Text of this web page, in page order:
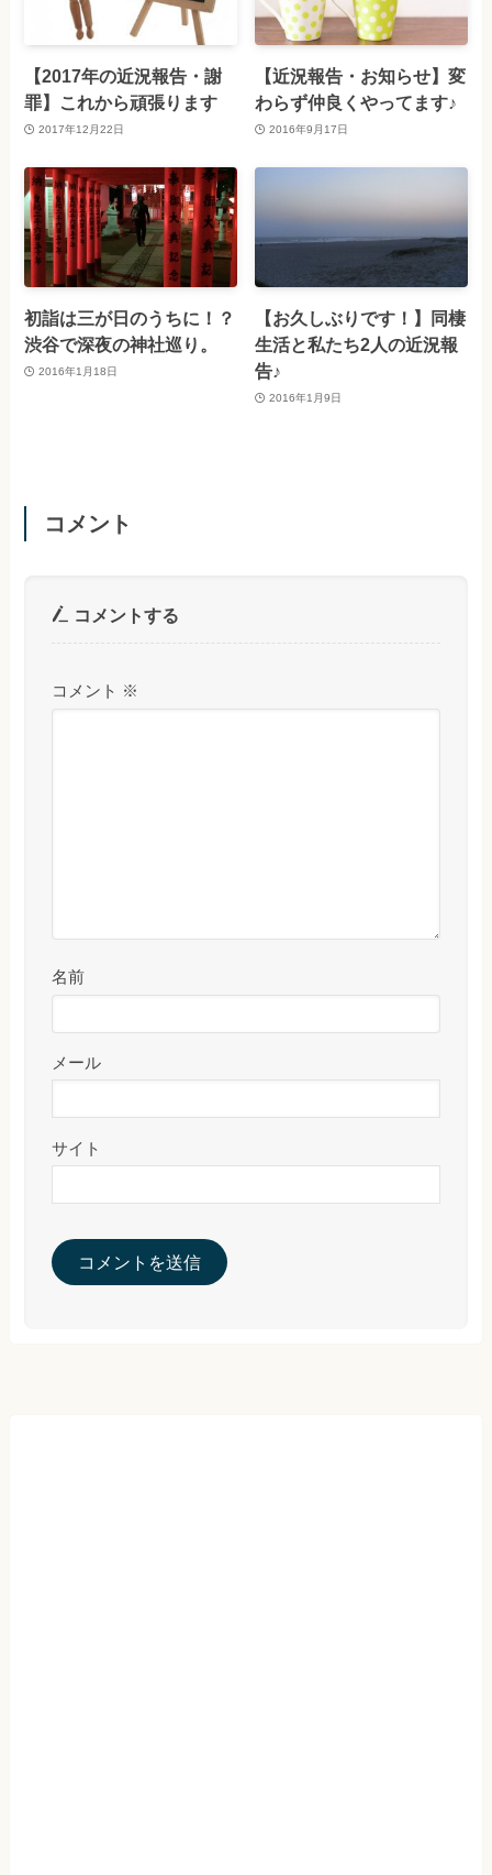
【2017年の近況報告・謝
罪】これから頑張ります
2017年12月22日
【近況報告・お知らせ】変
わらず仲良くやってます♪
2016年9月17日
初詣は三が日のうちに！？
渋谷で深夜の神社巡り。
2016年1月18日
【お久しぶりです！】同棲
生活と私たち2人の近況報
告♪
2016年1月9日
コメント
コメントする
コメント ※
名前
メール
サイト